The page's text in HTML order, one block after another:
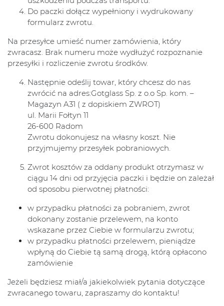
Do paczki dołącz wypełniony i wydrukowany
formularz zwrotu.
Na przesyłce umieść numer zamówienia, który
zwracasz. Brak numeru może wydłużyć rozpoznanie
przesyłki i rozliczenie zwrotu środków.
Następnie odeślij towar, który chcesz do nas
zwrócić na adres:Gotglass Sp. z o.o Sp. kom. –
Magazyn A31 ( z dopiskiem ZWROT)
ul. Marii Fołtyn 11
26-600 Radom
Zwrotu dokonujesz na własny koszt. Nie
przyjmujemy przesyłek pobraniowych.
Zwrot kosztów za oddany produkt otrzymasz w
ciągu 14 dni od przyjęcia paczki i będzie on zależał
od sposobu pierwotnej płatności:
w przypadku płatności za pobraniem, zwrot
dokonany zostanie przelewem, na konto
wskazane przez Ciebie w formularzu zwrotu;
w przypadku płatności przelewem, pieniądze
wpłyną do Ciebie tą samą drogą, którą opłacono
zamówienie
Jeżeli będziesz miał/a jakiekolwiek pytania dotyczące
zwracanego towaru, zapraszamy do kontaktu!